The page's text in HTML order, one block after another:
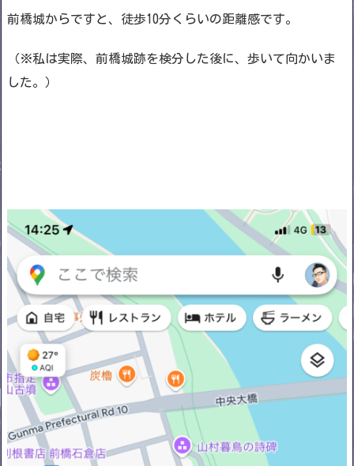
前橋城からですと、徒歩10分くらいの距離感です。
（※私は実際、前橋城跡を検分した後に、歩いて向かいま
した。）